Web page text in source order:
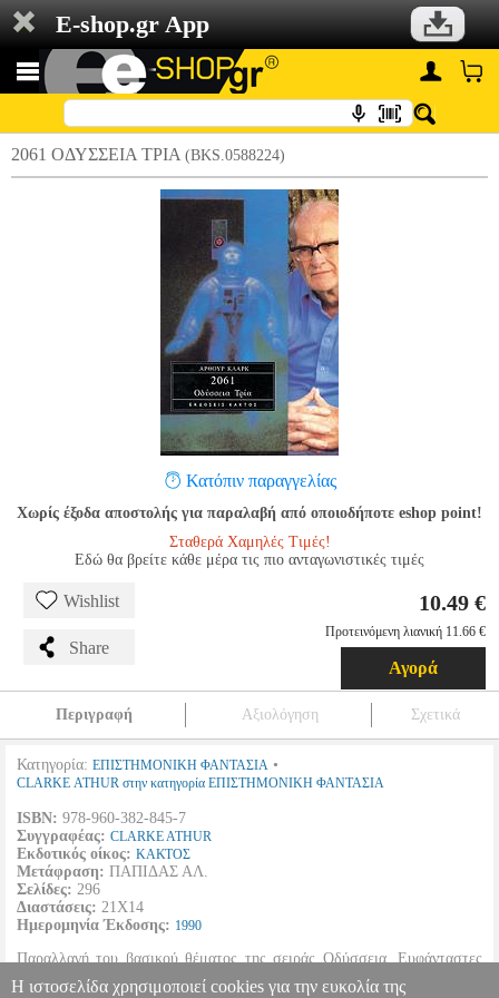
E-shop.gr App
2061 ΟΔΥΣΣΕΙΑ ΤΡΙΑ (BKS.0588224)
Κατόπιν παραγγελίας
Χωρίς έξοδα αποστολής για παραλαβή από οποιοδήποτε eshop point!
Σταθερά Χαμηλές Τιμές!
Εδώ θα βρείτε κάθε μέρα τις πιο ανταγωνιστικές τιμές
Wishlist
Share
10.49 €
Προτεινόμενη λιανική 11.66 €
Αγορά
Περιγραφή Αξιολόγηση Σχετικά
Κατηγορία: ΕΠΙΣΤΗΜΟΝΙΚΗ ΦΑΝΤΑΣΙΑ •
CLARKE ATHUR στην κατηγορία ΕΠΙΣΤΗΜΟΝΙΚΗ ΦΑΝΤΑΣΙΑ
ISBN: 978-960-382-845-7
Συγγραφέας: CLARKE ATHUR
Εκδοτικός οίκος: ΚΑΚΤΟΣ
Μετάφραση: ΠΑΠΙΔΑΣ ΑΛ.
Σελίδες: 296
Διαστάσεις: 21Χ14
Ημερομηνία Έκδοσης: 1990
Παραλλαγή του βασικού θέματος της σειράς Οδύσσεια. Ευφάνταστες
συμπτώσεις, ενορατική ματιά του 'Αρθουρ Κλαρκ στο μέλλον,
γοητευτική απόδοση του αστρικού ταξιδιού.
Η ιστοσελίδα χρησιμοποιεί cookies για την ευκολία της